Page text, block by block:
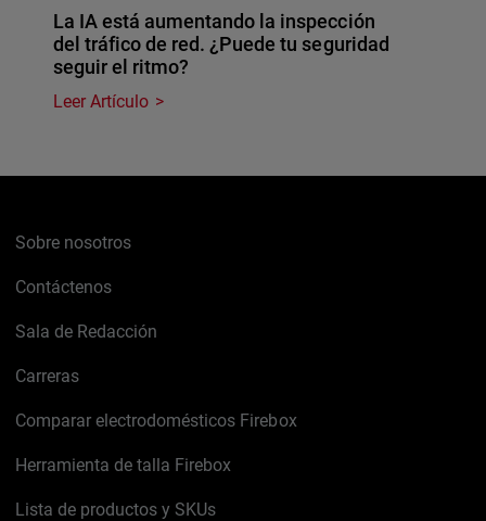
La IA está aumentando la inspección
del tráfico de red. ¿Puede tu seguridad
seguir el ritmo?
Leer Artículo
Sobre nosotros
Contáctenos
Sala de Redacción
Carreras
Comparar electrodomésticos Firebox
Herramienta de talla Firebox
Lista de productos y SKUs